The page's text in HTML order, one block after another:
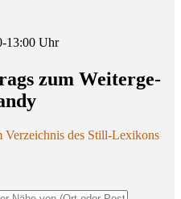
13:00 Uhr
zum Wei­ter­ge­